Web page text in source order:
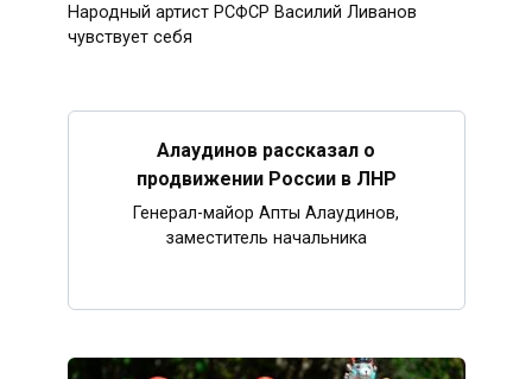
Народный артист РСФСР Василий Ливанов
чувствует себя
Алаудинов рассказал о
продвижении России в ЛНР
Генерал-майор Апты Алаудинов,
заместитель начальника